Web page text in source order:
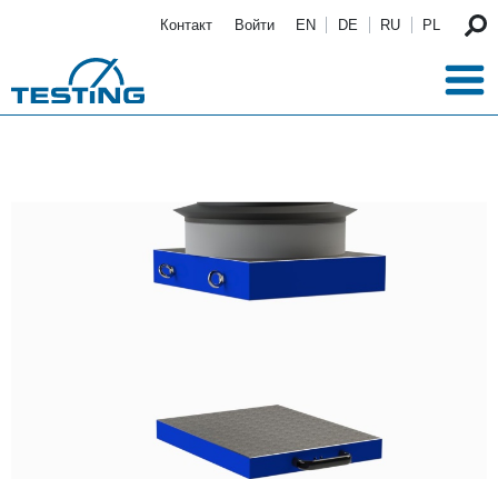
Контакт Войти EN DE RU PL